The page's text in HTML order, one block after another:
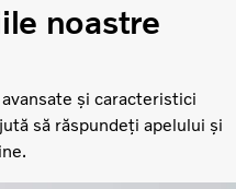
noastre
și caracteristici
să răspundeți apelului și